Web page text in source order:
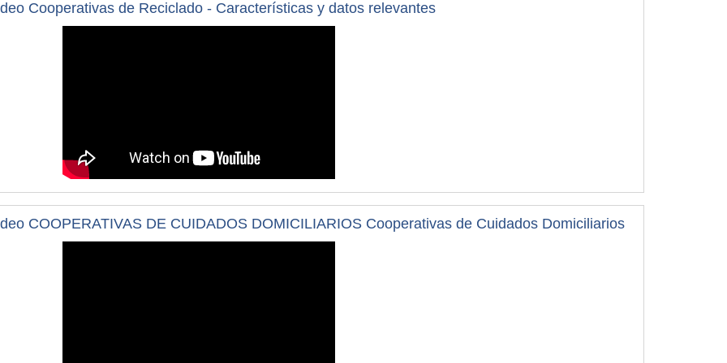
Cooperativas de Reciclado - Características y datos relevantes
Video COOPERATIVAS DE CUIDADOS DOMICILIARIOS Cooperativas de Cuidados Domiciliarios